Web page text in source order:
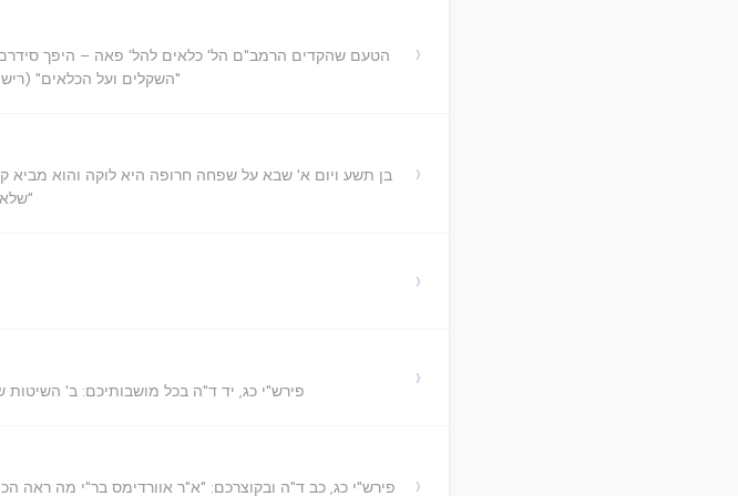
הטעם שהקדים הרמב"ם הל' כלאים להל' פאה – היפך סידרם
השקלים ועל הכלאים" (ריש שקלים) – טעם הקדמת ההכרזה "על השקלים" להכרזה "על הכלאים"
›
›
›
פירש"י כג, יד ד"ה בכל מושבותיכם: ב' השיטות ›
פירש"י כג, כב ד"ה ובקוצרכם: "א"ר אוורדימס בר"י מה ראה
›